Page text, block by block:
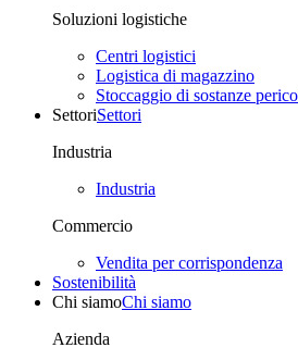
Soluzioni logistiche
Centri logistici
Logistica di magazzino
Stoccaggio di sostanze
SettoriSettori
Industria
Industria
Commercio
Vendita per corrispondenza
Sostenibilità
Chi siamoChi siamo
Azienda